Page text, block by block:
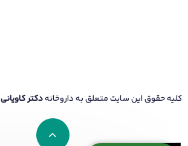
کلیه حقوق این سایت متعلق به داروخانهدکتر کاویانی